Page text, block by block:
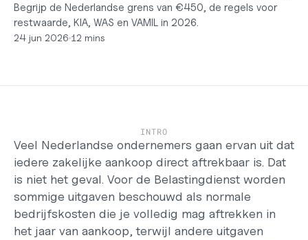
Pricing plans
Pricing calculator
Bronnen
Changelog
Select Language
Dutch
Inloggen
Starten
Begrijp de Nederlandse grens van €450, de regels voor
restwaarde, KIA, WAS en VAMIL in 2026.
24 jun 2026•12 mins
INTRO
Veel Nederlandse ondernemers gaan ervan uit dat
iedere zakelijke aankoop direct aftrekbaar is. Dat
is niet het geval. Voor de Belastingdienst worden
sommige uitgaven beschouwd als normale
bedrijfskosten die je volledig mag aftrekken in
het jaar van aankoop, terwijl andere uitgaven